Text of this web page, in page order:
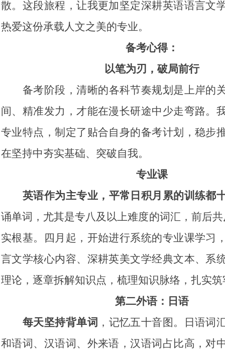
散。这段旅程，让我更加坚定深耕英语语言文
热爱这份承载人文之美的专业。
备考心得：
以笔为刃，破局前行
备考阶段，清晰的各科节奏规划是上岸的
间、精准发力，才能在漫长研途中少走弯路。
专业特点，制定了贴合自身的备考计划，稳步
在坚持中夯实基础、突破自我。
专业课
英语作为主专业，平常日积月累的训练都
诵单词，尤其是专八及以上难度的词汇，前后
实根基。四月起，开始进行系统的专业课学习
言文学核心内容、深耕英美文学经典文本、系
理论，逐章拆解知识点，梳理知识脉络，扎实
第二外语：日语
每天坚持背单词 ，记忆五十音图。日语词
和语词、汉语词、外来语，汉语词占比高，对